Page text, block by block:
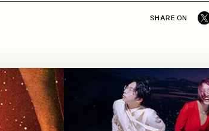
SHARE ON